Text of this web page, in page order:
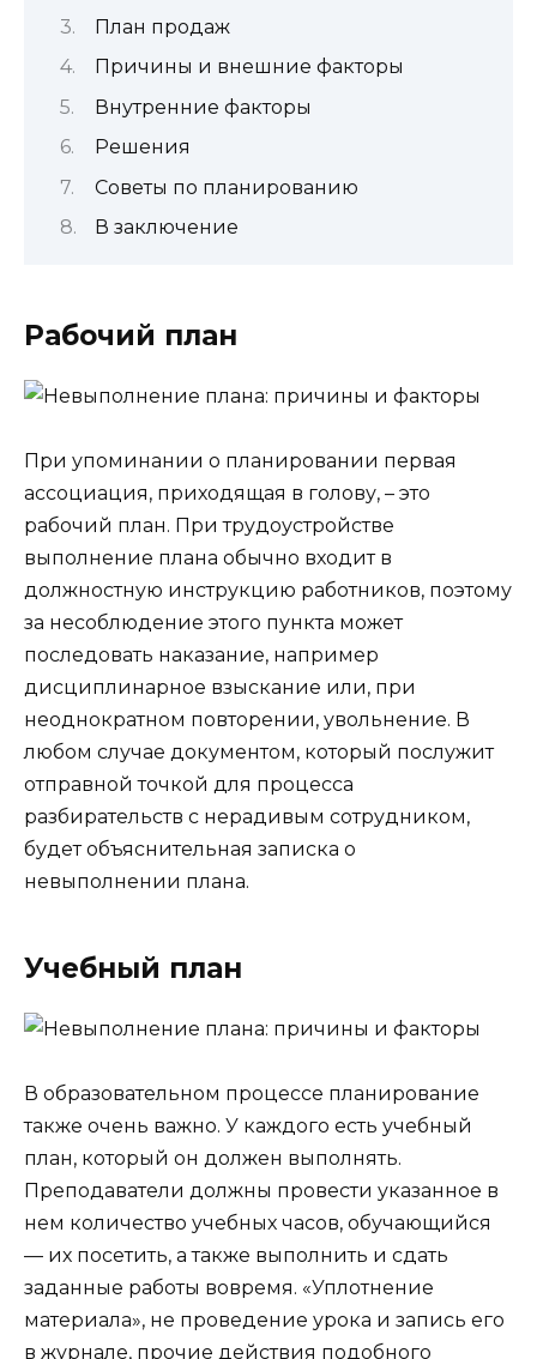
План продаж
Причины и внешние факторы
Внутренние факторы
Решения
Советы по планированию
В заключение
Рабочий план
При упоминании о планировании первая
ассоциация, приходящая в голову, – это
рабочий план. При трудоустройстве
выполнение плана обычно входит в
должностную инструкцию работников, поэтому
за несоблюдение этого пункта может
последовать наказание, например
дисциплинарное взыскание или, при
неоднократном повторении, увольнение. В
любом случае документом, который послужит
отправной точкой для процесса
разбирательств с нерадивым сотрудником,
будет объяснительная записка о
невыполнении плана.
Учебный план
В образовательном процессе планирование
также очень важно. У каждого есть учебный
план, который он должен выполнять.
Преподаватели должны провести указанное в
нем количество учебных часов, обучающийся
— их посетить, а также выполнить и сдать
заданные работы вовремя. «Уплотнение
материала», не проведение урока и запись его
в журнале, прочие действия подобного